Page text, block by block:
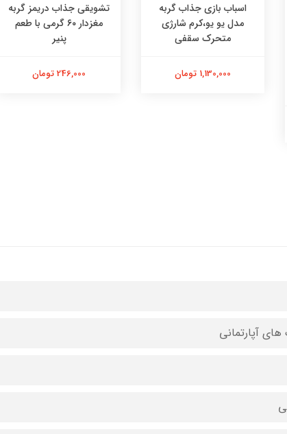
اسباب بازی جذاب گربه
مدل یو یو،کرم شارژی
متحرک سقفی
1,130,000 تومان
تشویقی جذاب دریمز گربه
مغزدار ۶۰ گرمی با طعم
پنیر
246,000 تومان
آپارتمانی